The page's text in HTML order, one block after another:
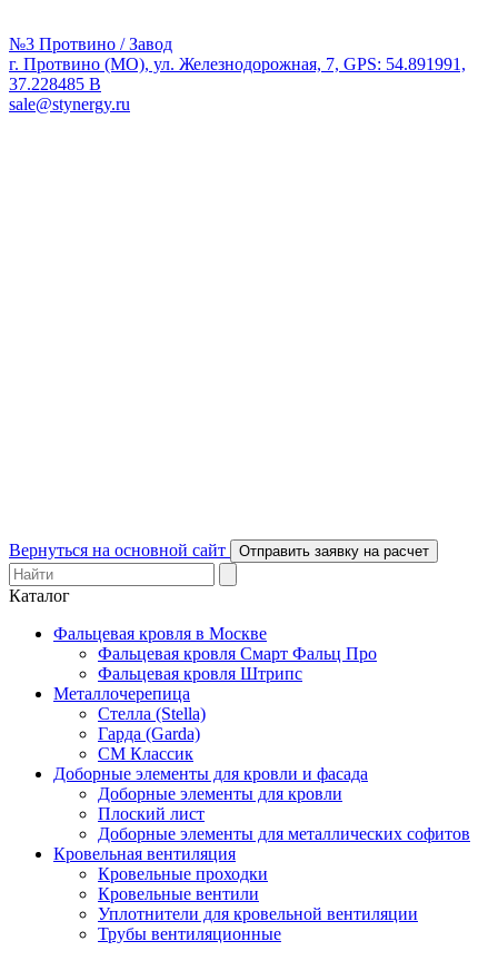
№3 Протвино / Завод
г. Протвино (МО), ул. Железнодорожная, 7, GPS: 54.891991,
37.228485 В
sale@stynergy.ru
Вернуться на основной сайт Отправить заявку на расчет
Каталог
Фальцевая кровля в Москве
Фальцевая кровля Смарт Фальц Про
Фальцевая кровля Штрипс
Металлочерепица
Стелла (Stella)
Гарда (Garda)
СМ Классик
Доборные элементы для кровли и фасада
Доборные элементы для кровли
Плоский лист
Доборные элементы для металлических софитов
Кровельная вентиляция
Кровельные проходки
Кровельные вентили
Уплотнители для кровельной вентиляции
Трубы вентиляционные